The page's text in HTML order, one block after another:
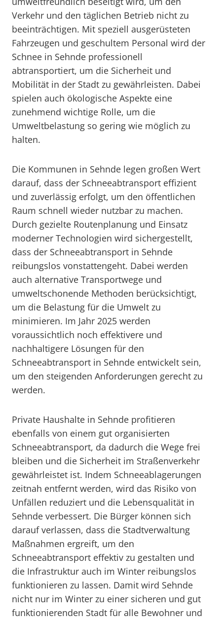
Verkehr und den täglichen Betrieb nicht zu
beeinträchtigen. Mit speziell ausgerüsteten
Fahrzeugen und geschultem Personal wird der
Schnee in Sehnde professionell
abtransportiert, um die Sicherheit und
Mobilität in der Stadt zu gewährleisten. Dabei
spielen auch ökologische Aspekte eine
zunehmend wichtige Rolle, um die
Umweltbelastung so gering wie möglich zu
halten.
Die Kommunen in Sehnde legen großen Wert
darauf, dass der Schneeabtransport effizient
und zuverlässig erfolgt, um den öffentlichen
Raum schnell wieder nutzbar zu machen.
Durch gezielte Routenplanung und Einsatz
moderner Technologien wird sichergestellt,
dass der Schneeabtransport in Sehnde
reibungslos vonstattengeht. Dabei werden
auch alternative Transportwege und
umweltschonende Methoden berücksichtigt,
um die Belastung für die Umwelt zu
minimieren. Im Jahr 2025 werden
voraussichtlich noch effektivere und
nachhaltigere Lösungen für den
Schneeabtransport in Sehnde entwickelt sein,
um den steigenden Anforderungen gerecht zu
werden.
Private Haushalte in Sehnde profitieren
ebenfalls von einem gut organisierten
Schneeabtransport, da dadurch die Wege frei
bleiben und die Sicherheit im Straßenverkehr
gewährleistet ist. Indem Schneeablagerungen
zeitnah entfernt werden, wird das Risiko von
Unfällen reduziert und die Lebensqualität in
Sehnde verbessert. Die Bürger können sich
darauf verlassen, dass die Stadtverwaltung
Maßnahmen ergreift, um den
Schneeabtransport effektiv zu gestalten und
die Infrastruktur auch im Winter reibungslos
funktionieren zu lassen. Damit wird Sehnde
nicht nur im Winter zu einer sicheren und gut
funktionierenden Stadt für alle Bewohner und